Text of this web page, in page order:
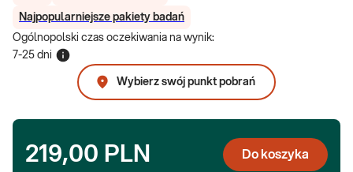
Najpopularniejsze pakiety badań
Ogólnopolski czas oczekiwania na wynik:
7-25 dni
Wybierz swój punkt pobrań
219,00 PLN Do koszyka